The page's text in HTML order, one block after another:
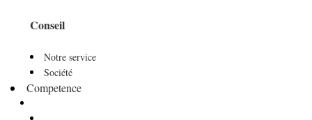
Conseil
Notre service
Société
Competence